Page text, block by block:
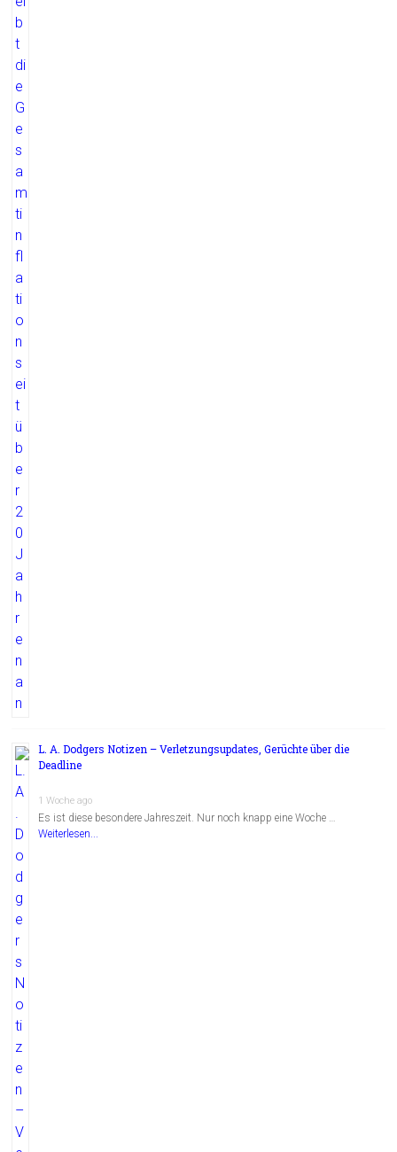
L. A. Dodgers Notizen – Verletzungsupdates, Gerüchte über die
Deadline
1 Woche ago
Es ist diese besondere Jahreszeit. Nur noch knapp eine Woche …
Weiterlesen...